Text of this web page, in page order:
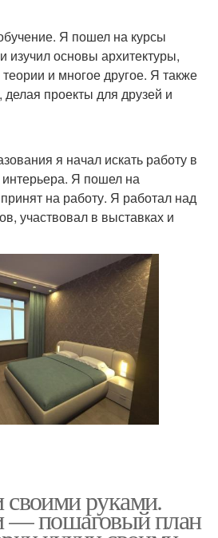
Я пошел на курсы
изучил основы архитектуры,
и многое другое. Я также
делая проекты для друзей и
я начал искать работу в
Я пошел на
на работу. Я работал над
участвовал в выставках и
руками.
— пошаговый план